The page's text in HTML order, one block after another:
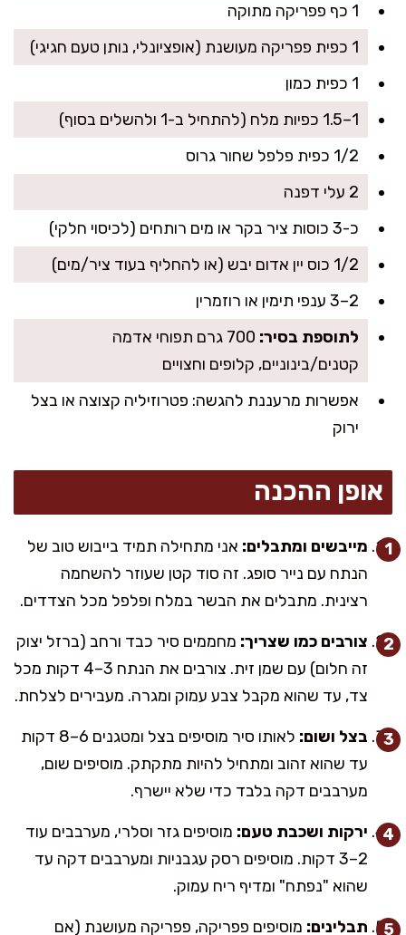
1 כף פפריקה מתוקה
1 כפית פפריקה מעושנת (אופציונלי, נותן טעם חגיגי)
1 כפית כמון
1–1.5 כפיות מלח (להתחיל ב-1 ולהשלים בסוף)
1/2 כפית פלפל שחור גרוס
2 עלי דפנה
כ-3 כוסות ציר בקר או מים רותחים (לכיסוי חלקי)
1/2 כוס יין אדום יבש (או להחליף בעוד ציר/מים)
2–3 ענפי תימין או רוזמרין
לתוספת בסיר:
700 גרם תפוחי אדמה
קטנים/בינוניים, קלופים וחצויים
אפשרות מרעננת להגשה: פטרוזיליה קצוצה או בצל
ירוק
אופן ההכנה
מייבשים ומתבלים: אני מתחילה תמיד בייבוש טוב של
הנתח עם נייר סופג. זה סוד קטן שעוזר להשחמה
רצינית. מתבלים את הבשר במלח ופלפל מכל הצדדים.
צורבים כמו שצריך: מחממים סיר כבד ורחב (ברזל יצוק
זה חלום) עם שמן זית. צורבים את הנתח 3–4 דקות מכל
צד, עד שהוא מקבל צבע עמוק ומגרה. מעבירים לצלחת.
בצל ושום:
לאותו סיר מוסיפים בצל ומטגנים 6–8 דקות
עד שהוא זהוב ומתחיל להיות מתקתק. מוסיפים שום,
מערבבים דקה בלבד כדי שלא יישרף.
ירקות ושכבת טעם: מוסיפים גזר וסלרי, מערבבים עוד
2–3 דקות. מוסיפים רסק עגבניות ומערבבים דקה עד
שהוא "נפתח" ומדיף ריח עמוק.
תבלינים: מוסיפים פפריקה, פפריקה מעושנת (אם